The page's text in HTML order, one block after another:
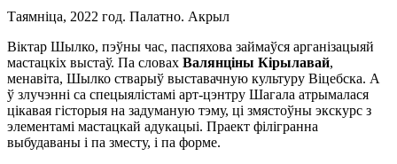
Таямніца, 2022 год. Палатно. Акрыл
Віктар Шылко, пэўны час, паспяхова займаўся арганізацыяй
мастацкіх выстаў. Па словах Валянціны Кірылавай,
менавіта, Шылко стварыў выставачную культуру Віцебска. А
ў злучэнні са спецыялістамі арт-цэнтру Шагала атрымалася
цікавая гісторыя на задуманую тэму, ці змястоўны экскурс з
элементамі мастацкай адукацыі. Праект філігранна
выбудаваны і па зместу, і па форме.